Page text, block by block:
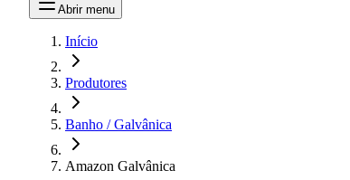
Abrir menu
Início
Produtores
Banho / Galvânica
Amazon Galvânica